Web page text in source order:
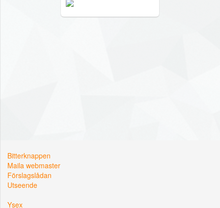
Bitterknappen
Maila webmaster
Förslagslådan
Utseende
Ysex